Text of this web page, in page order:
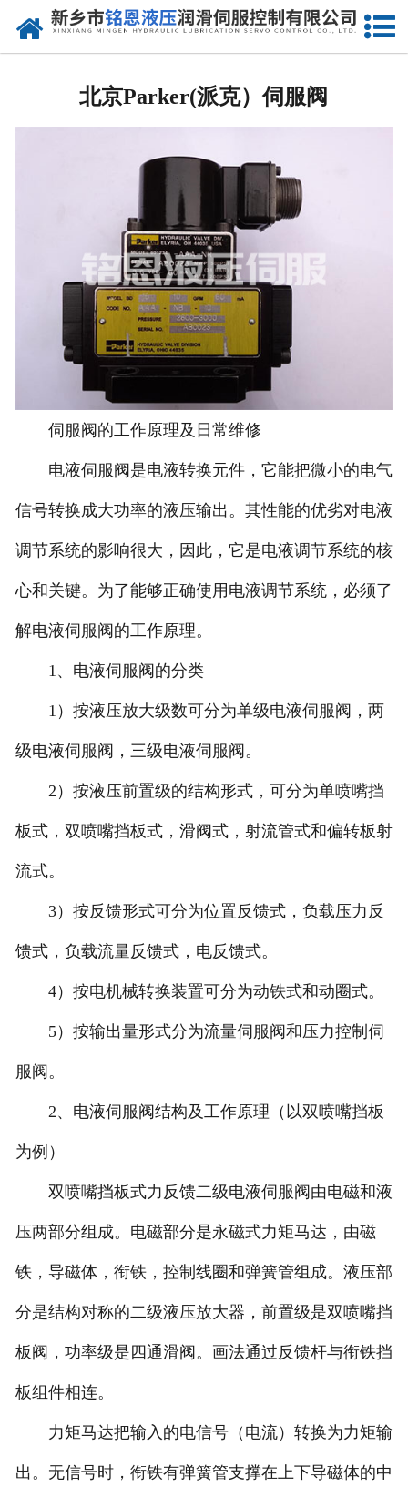
网站首页
- 北京Parker比例阀
北京vickers比例阀
- 北京ARGO-HYTOS比例阀
- 北京atos比例阀
北京进口伺服阀维修
北京MOOG伺服阀
- 北京力士乐伺服阀
- 北京EMG伺服阀
- 北京MTS伺服阀
北京穆格伺服维修
北京柱塞泵维修
北京国产品牌伺服阀维修
北京Parker(派克）伺服阀
伺服阀的工作原理及日常维修
电液伺服阀是电液转换元件，它能把微小的电气
信号转换成大功率的液压输出。其性能的优劣对电液
调节系统的影响很大，因此，它是电液调节系统的核
心和关键。为了能够正确使用电液调节系统，必须了
解电液伺服阀的工作原理。
1、电液伺服阀的分类
1）按液压放大级数可分为单级电液伺服阀，两
级电液伺服阀，三级电液伺服阀。
2）按液压前置级的结构形式，可分为单喷嘴挡
板式，双喷嘴挡板式，滑阀式，射流管式和偏转板射
流式。
3）按反馈形式可分为位置反馈式，负载压力反
馈式，负载流量反馈式，电反馈式。
4）按电机械转换装置可分为动铁式和动圈式。
5）按输出量形式分为流量伺服阀和压力控制伺
服阀。
2、电液伺服阀结构及工作原理（以双喷嘴挡板
为例）
双喷嘴挡板式力反馈二级电液伺服阀由电磁和液
压两部分组成。电磁部分是永磁式力矩马达，由磁
铁，导磁体，衔铁，控制线圈和弹簧管组成。液压部
分是结构对称的二级液压放大器，前置级是双喷嘴挡
板阀，功率级是四通滑阀。画法通过反馈杆与衔铁挡
板组件相连。
力矩马达把输入的电信号（电流）转换为力矩输
出。无信号时，衔铁有弹簧管支撑在上下导磁体的中